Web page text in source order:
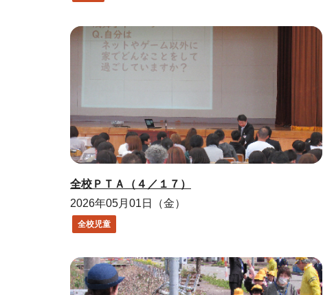
全校ＰＴＡ（４／１７）
2026年05月01日（金）
全校児童